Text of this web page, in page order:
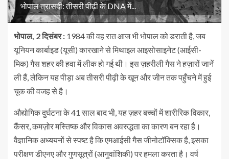
भोपाल त्रासदी: तीसरी पीढ़ी के DNA में...
भोपाल, 2 दिसंबर : 1984 की वह रात आज भी भोपाल को डराती है, जब
यूनियन कार्बाइड (यूसी) कारखाने से मिथाइल आइसोसाइनेट (आईसी-
मिक) गैस शहर की हवा में लीक हो गई थी। इस ज़हरीली गैस ने हज़ारों जानें
ली हैं, लेकिन यह पीड़ा अब तीसरी पीढ़ी के खून और जीन तक पहुँचने में हुई
चूक की वजह से है।
औद्योगिक दुर्घटना के 41 साल बाद भी, यह ज़हर बच्चों में शारीरिक विकार,
कैंसर, कमज़ोर मस्तिष्क और विकास अवरुद्धता का कारण बन रहा है।
वैज्ञानिक अध्ययनों से स्पष्ट है कि एमआईसी गैस जीनोटॉक्सिक है, इसका
परीक्षण डीएनए और गुणसूत्रों (आनुवांशिकी) पर हमला करता है। वर्ष